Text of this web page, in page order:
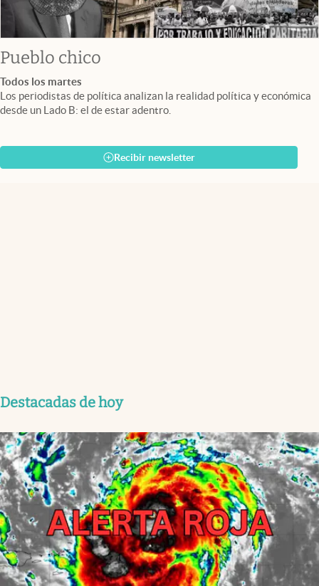
Pueblo chico
Todos los martes
Los periodistas de política analizan la realidad política y económica
desde un Lado B: el de estar adentro.
Recibir newsletter
Destacadas de hoy